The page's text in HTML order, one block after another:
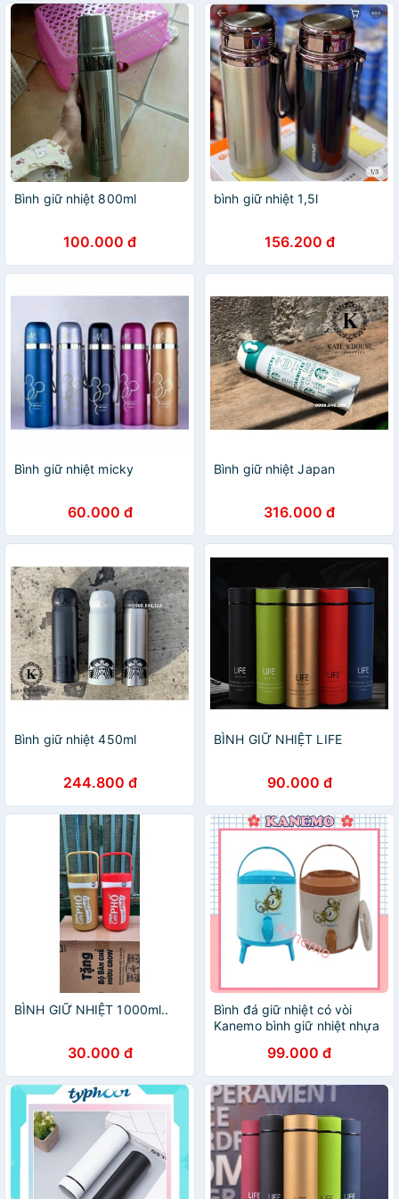
Bình giữ nhiệt 800ml
100.000 đ
bình giữ nhiệt 1,5l
156.200 đ
Bình giữ nhiệt micky
60.000 đ
Bình giữ nhiệt Japan
316.000 đ
Bình giữ nhiệt 450ml
244.800 đ
BÌNH GIỮ NHIỆT LIFE
90.000 đ
BÌNH GIỮ NHIỆT 1000ml..
30.000 đ
Bình đá giữ nhiệt có vòi
Kanemo bình giữ nhiệt nhựa
99.000 đ